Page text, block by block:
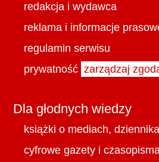
redakcja i wydawca
reklama i informacje
regulamin serwisu
prywatność zarządzaj
Dla głodnych wiedzy
książki o mediach,
cyfrowe gazety i